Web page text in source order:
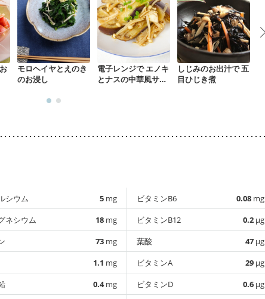
モロヘイヤとえのき
のお浸し
電子レンジで エノキ
とナスの中華風サラ
しじみのお出汁で 五
目ひじき煮
シウム 5 mg
ネシウム
18 mg
73 mg
1.1 mg
0.4mg
ビタミンB6 0.08 mg
ビタミンB12
0.2 µg
葉酸
47 µg
ビタミンA
29 µg
ビタミンD
0.6 µg